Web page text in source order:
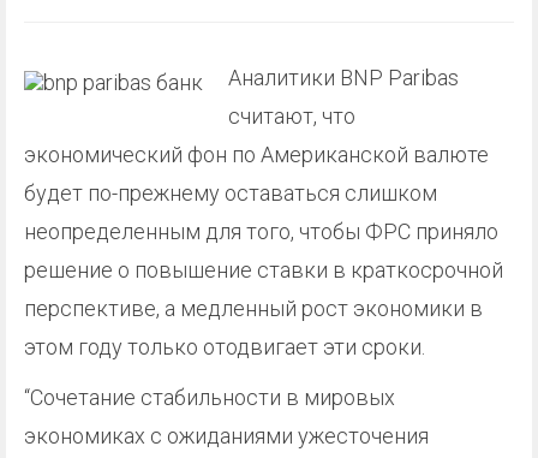
Аналитики BNP Paribas
считают, что
экономический фон по Американской валюте
будет по-прежнему оставаться слишком
неопределенным для того, чтобы ФРС приняло
решение о повышение ставки в краткосрочной
перспективе, а медленный рост экономики в
этом году только отодвигает эти сроки.
“Сочетание стабильности в мировых
экономиках с ожиданиями ужесточения